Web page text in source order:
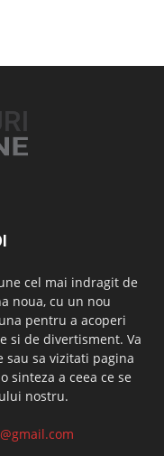
cel mai indragit de
noua, cu un nou
pentru a acoperi
si de divertisment. Va
sa vizitati pagina
sinteza a ceea ce se
nostru.